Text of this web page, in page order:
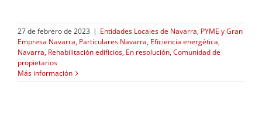
27 de febrero de 2023 | Entidades Locales de Navarra, PYME y Gran
Empresa Navarra, Particulares Navarra, Eficiencia energética,
Navarra, Rehabilitación edificios, En resolución, Comunidad de
propietarios
Más información